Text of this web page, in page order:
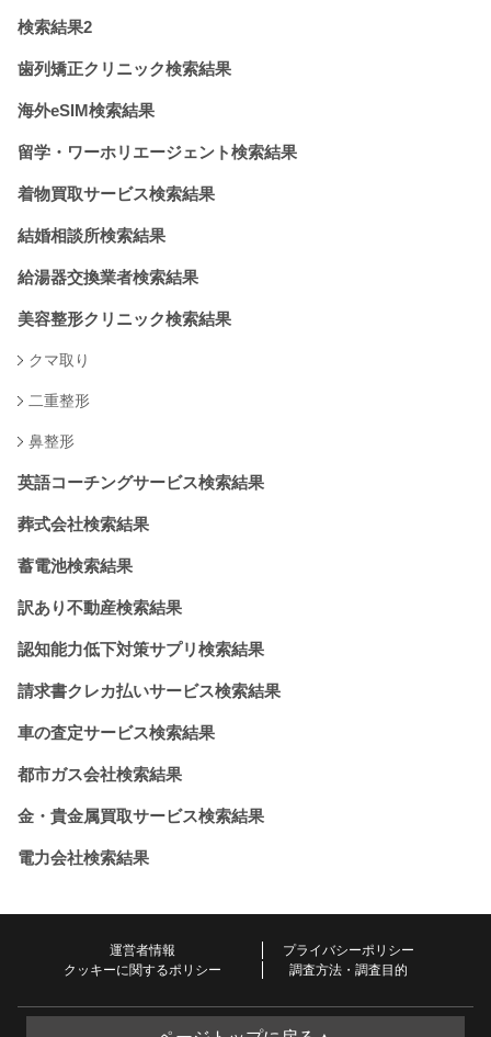
検索結果2
歯列矯正クリニック検索結果
海外eSIM検索結果
留学・ワーホリエージェント検索結果
着物買取サービス検索結果
結婚相談所検索結果
給湯器交換業者検索結果
美容整形クリニック検索結果
クマ取り
二重整形
鼻整形
英語コーチングサービス検索結果
葬式会社検索結果
蓄電池検索結果
訳あり不動産検索結果
認知能力低下対策サプリ検索結果
請求書クレカ払いサービス検索結果
車の査定サービス検索結果
都市ガス会社検索結果
金・貴金属買取サービス検索結果
電力会社検索結果
運営者情報
プライバシーポリシー
クッキーに関するポリシー
調査方法・調査目的